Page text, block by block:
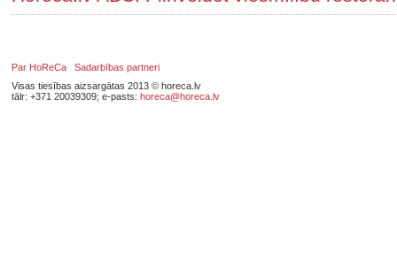
Par HoReCa
Sadarbības partneri
Visas tiesības aizsargātas 2013 © horeca.lv
tālr: +371 20039309; e-pasts: horeca@horeca.lv